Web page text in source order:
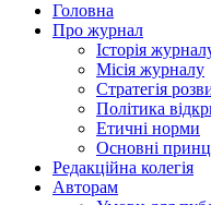
Головна
Про журнал
Історія
Місія журналу
Стратегія
Політика
Етичні норми
Основні
Редакційна колегія
Авторам